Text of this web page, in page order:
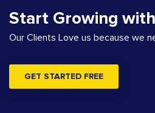
Start Growing
Our Clients Love us because we
GET STARTED FREE